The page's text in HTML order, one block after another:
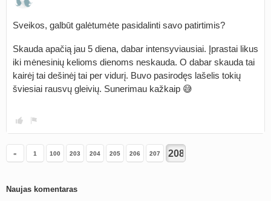
Sveikos, galbūt galėtumėte pasidalinti savo patirtimis?
Skauda apačią jau 5 diena, dabar intensyviausiai. Įprastai likus
iki mėnesinių kelioms dienoms neskauda. O dabar skauda tai
kairėj tai dešinėj tai per vidurį. Buvo pasirodęs lašelis tokių
šviesiai rausvų gleivių. Sunerimau kažkaip 😅
« 1 100 203 204 205 206 207
Naujas komentaras